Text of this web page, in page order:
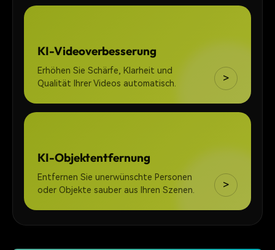
KI-Videoverbesserung
Erhöhen Sie Schärfe, Klarheit und
Qualität Ihrer Videos automatisch.
>
KI-Objektentfernung
Entfernen Sie unerwünschte Personen
oder Objekte sauber aus Ihren Szenen.
>